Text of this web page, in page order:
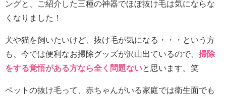
ングと、ご紹介した三種の神器でほぼ抜け毛は気にならな
くなりました！
犬や猫を飼いたいけど、抜け毛が気になる・・・という方
も、今では便利なお掃除グッズが沢山出ているので、 掃除
をする覚悟がある方なら全く問題ないと思います。笑
ペットの抜け毛って、赤ちゃんがいる家庭では衛生面でも